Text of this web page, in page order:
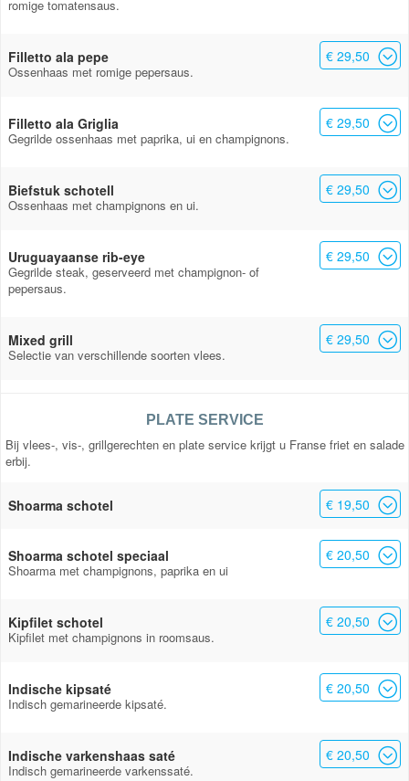
romige tomatensaus.
Filletto ala pepe
Ossenhaas met romige pepersaus.
€ 29,50
Filletto ala Griglia
Gegrilde ossenhaas met paprika, ui en champignons.
€ 29,50
Biefstuk schotell
Ossenhaas met champignons en ui.
€ 29,50
Uruguayaanse rib-eye
Gegrilde steak, geserveerd met champignon- of
pepersaus.
€ 29,50
Mixed grill
Selectie van verschillende soorten vlees.
€ 29,50
PLATE SERVICE
Bij vlees-, vis-, grillgerechten en plate service krijgt u Franse friet en salade
erbij.
Shoarma schotel € 19,50
Shoarma schotel speciaal
Shoarma met champignons, paprika en ui
€ 20,50
Kipfilet schotel
Kipfilet met champignons in roomsaus.
€ 20,50
Indische kipsaté
Indisch gemarineerde kipsaté.
€ 20,50
Indische varkenshaas saté
Indisch gemarineerde varkenssaté.
€ 20,50